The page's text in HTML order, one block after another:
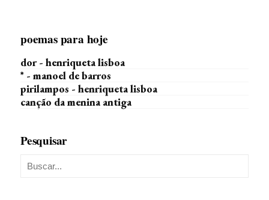
poemas para hoje
dor - henriqueta lisboa
* - manoel de barros
pirilampos - henriqueta lisboa
canção da menina antiga
Pesquisar